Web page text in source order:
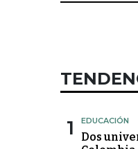
1 EDUCACIÓN
Dos